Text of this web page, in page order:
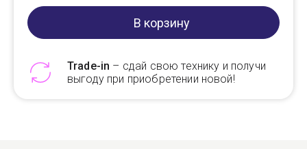
В корзину
Trade-in – сдай свою технику и получи
выгоду при приобретении новой!